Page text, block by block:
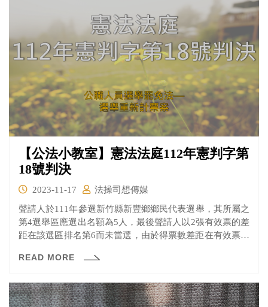
在刑法當中有一條條文就是在處罰有義務之人遺棄無自救
【公法小教室】憲法法庭112年憲判字第
18號判決
2023-11-17
法操司想傳媒
聲請人於111年參選新竹縣新豐鄉鄉民代表選舉，其所屬之
第4選舉區應選出名額為5人，最後聲請人以2張有效票的差
距在該選區排名第6而未當選，由於得票數差距在有效票千
票所之選舉人名冊及選舉票並重新計票，遭到駁回後提起
結果與公職人員選舉罷免法第69條第1項規定有違憲之虞，
聲請憲法審查。
READ MORE